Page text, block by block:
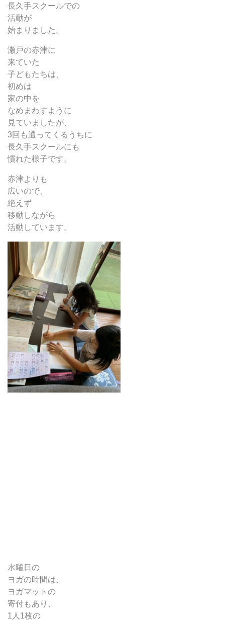
長久手スクールでの
活動が
始まりました。
瀬戸の赤津に
来ていた
子どもたちは、
初めは
家の中を
なめまわすように
見ていましたが、
3回も通ってくるうちに
長久手スクールにも
慣れた様子です。
赤津よりも
広いので、
絶えず
移動しながら
活動しています。
水曜日の
ヨガの時間は、
ヨガマットの
寄付もあり、
1人1枚の